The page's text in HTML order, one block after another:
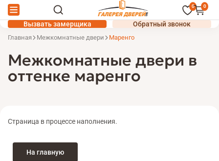
0 0
Вызвать замерщика Обратный звонок
Главная Межкомнатные двери Маренго
Межкомнатные двери в
оттенке маренго
Страница в процессе наполнения.
На главную